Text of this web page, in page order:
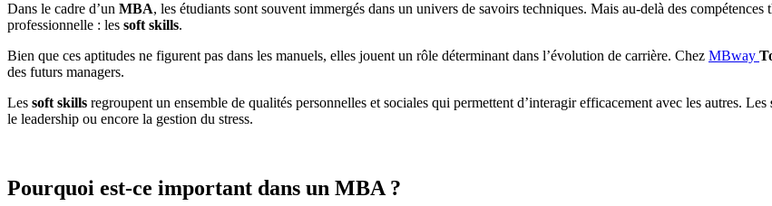
Dans le cadre d’un MBA, les étudiants sont souvent immergés dans un univers de savoirs techniques. Mais au-delà des
professionnelle : les soft skills.
Bien que ces aptitudes ne figurent pas dans les manuels, elles jouent un rôle déterminant dans l’évolution de carrière. Chez MBway
des futurs managers.
Les soft skills regroupent un ensemble de qualités personnelles et sociales qui permettent d’interagir efficacement avec les autres. Les
le leadership ou encore la gestion du stress.
Pourquoi est-ce important dans un MBA ?